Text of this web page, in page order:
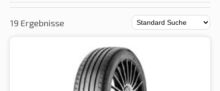
19 Ergebnisse